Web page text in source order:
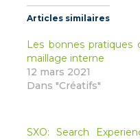
Twitter(ouvre
dans
une
Facebook(ouvre
dans
une
fenêtre)
Articles similaires
Les bonnes pratiques
maillage interne
12 mars 2021
Dans "Créatifs"
SXO: Search